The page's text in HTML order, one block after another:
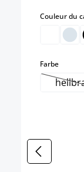
Couleur du
Farbeselect